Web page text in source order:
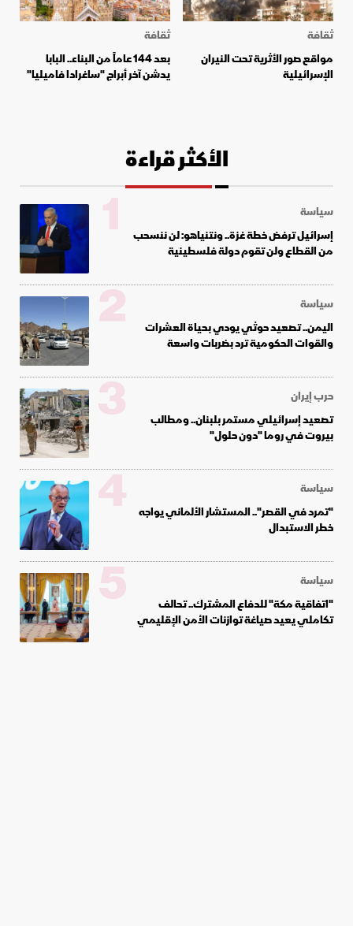
ثقافة
مواقع صور الأثرية تحت النيران
الإسرائيلية
ثقافة
بعد 144 عاماً من البناء.. البابا
يدشن آخر أبراج "ساغرادا فاميليا"
الأكثر قراءة
سياسة
إسرائيل ترفض خطة غزة.. ونتنياهو: لن ننسحب
من القطاع ولن تقوم دولة فلسطينية
1
سياسة
اليمن.. تصعيد حوثي يودي بحياة العشرات
والقوات الحكومية ترد بضربات واسعة
2
حرب إيران
تصعيد إسرائيلي مستمر بلبنان.. ومطالب
بيروت في روما "دون حلول"
3
سياسة
"تمرد في القصر".. المستشار الألماني يواجه
خطر الاستبدال
4
سياسة
"اتفاقية مكة" للدفاع المشترك.. تحالف
تكاملي يعيد صياغة توازنات الأمن الإقليمي 5